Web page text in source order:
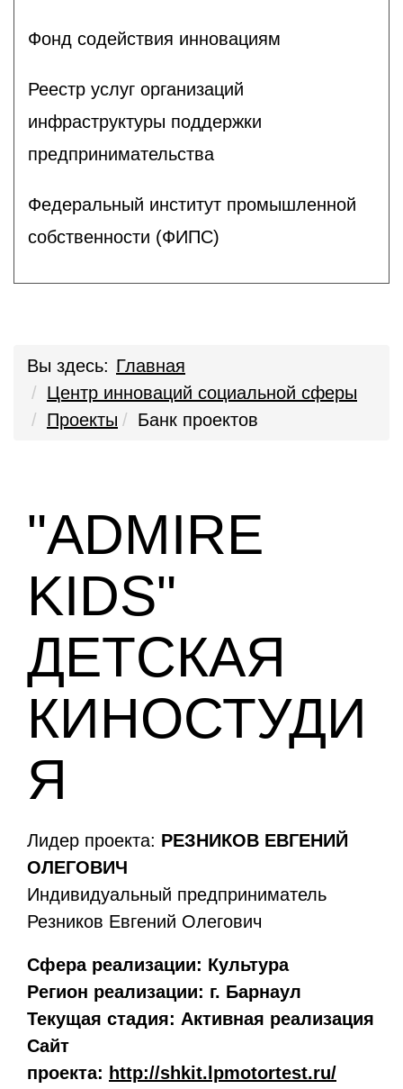
Фонд содействия инновациям
Реестр услуг организаций
инфраструктуры поддержки
предпринимательства
Федеральный институт промышленной
собственности (ФИПС)
Вы здесь: Главная
Центр инноваций социальной сферы
Проекты
Банк проектов
"ADMIRE
KIDS"
ДЕТСКАЯ
КИНОСТУДИ
Я
Лидер проекта: РЕЗНИКОВ ЕВГЕНИЙ
ОЛЕГОВИЧ
Индивидуальный предприниматель
Резников Евгений Олегович
Сфера реализации: Культура
Регион реализации: г. Барнаул
Текущая стадия: Активная реализация
Сайт
проекта: http://shkit.lpmotortest.ru/